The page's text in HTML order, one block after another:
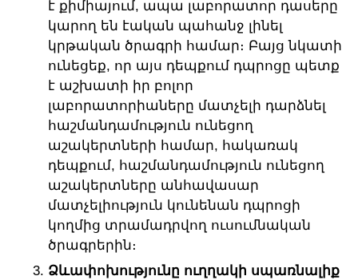
է քիմիայում, ապա լաբորատոր դասերը
կարող են էական պահանջ լինել
կրթական ծրագրի համար։ Բայց նկատի
ունեցեք, որ այս դեպքում դպրոցը պետք
է աշխատի իր բոլոր
լաբորատորիաները մատչելի դարձնել
հաշմանդամություն ունեցող
աշակերտների համար, հակառակ
դեպքում, հաշմանդամություն ունեցող
աշակերտները անհավասար
մատչելիություն կունենան դպրոցի
կողմից տրամադրվող ուսումնական
ծրագրերին։
Ձևափոխությունը ուղղակի սպառնալիք